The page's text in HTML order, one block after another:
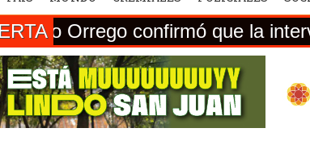
confirmó que la intervención